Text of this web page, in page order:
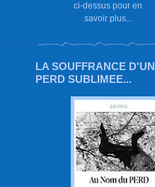
ci-dessus pour en
savoir plus...
LA SOUFFRANCE D'UN
PERD SUBLIMEE...